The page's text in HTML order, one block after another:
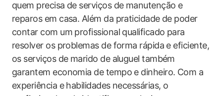
quem precisa de serviços de manutenção e
reparos em casa. Além da praticidade de poder
contar com um profissional qualificado para
resolver os problemas de forma rápida e eficiente,
os serviços de marido de aluguel também
garantem economia de tempo e dinheiro. Com a
experiência e habilidades necessárias, o